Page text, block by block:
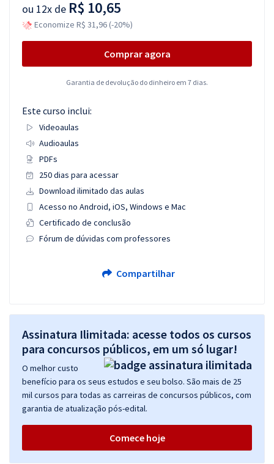
ou 12x de R$ 10,65
Economize R$ 31,96 (-20%)
Comprar agora
Garantia de devolução do dinheiro em 7 dias.
Este curso inclui:
Videoaulas
Audioaulas
PDFs
250 dias para acessar
Download ilimitado das aulas
Acesso no Android, iOS, Windows e Mac
Certificado de conclusão
Fórum de dúvidas com professores
Compartilhar
Assinatura Ilimitada: acesse todos os cursos
para concursos públicos, em um só lugar!
O melhor custo
benefício para os seus estudos e seu bolso. São mais de 25
mil cursos para todas as carreiras de concursos públicos, com
garantia de atualização pós-edital.
Comece hoje